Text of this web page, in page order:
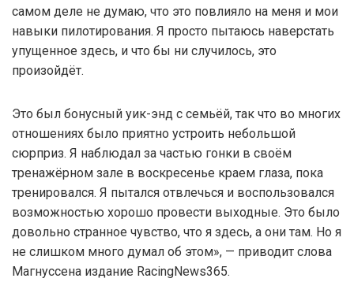
самом деле не думаю, что это повлияло на меня и мои
навыки пилотирования. Я просто пытаюсь наверстать
упущенное здесь, и что бы ни случилось, это
произойдёт.
Это был бонусный уик-энд с семьёй, так что во многих
отношениях было приятно устроить небольшой
сюрприз. Я наблюдал за частью гонки в своём
тренажёрном зале в воскресенье краем глаза, пока
тренировался. Я пытался отвлечься и воспользовался
возможностью хорошо провести выходные. Это было
довольно странное чувство, что я здесь, а они там. Но я
не слишком много думал об этом», — приводит слова
Магнуссена издание RacingNews365.